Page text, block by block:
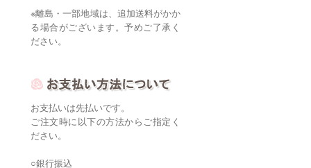
※離島・一部地域は、追加送料がかか
る場合がございます。予めご了承く
ださい。
お支払いは先払いです。
ご注文時に以下の方法からご指定く
ださい。
○銀行振込